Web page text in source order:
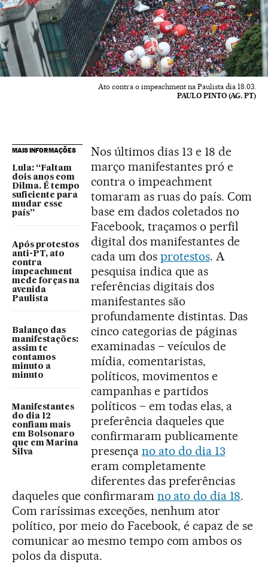
Ato contra o impeachment na Paulista dia 18.03.
PAULO PINTO (AG. PT)
MAIS INFORMAÇÕES
Lula: “Faltam
dois anos com
Dilma. É tempo
suficiente para
mudar esse
país”
Após protestos
anti-PT, ato
contra
impeachment
mede forças na
avenida
Paulista
Balanço das
manifestações:
assim te
contamos
minuto a
minuto
Manifestantes
do dia 12
confiam mais
em Bolsonaro
que em Marina
Silva
Nos últimos dias 13 e 18 de
março manifestantes pró e
contra o impeachment
tomaram as ruas do país. Com
base em dados coletados no
Facebook, traçamos o perfil
digital dos manifestantes de
cada um dos protestos. A
pesquisa indica que as
referências digitais dos
manifestantes são
profundamente distintas. Das
cinco categorias de páginas
examinadas – veículos de
mídia, comentaristas,
políticos, movimentos e
campanhas e partidos
políticos – em todas elas, a
preferência daqueles que
confirmaram publicamente
presença no ato do dia 13
eram completamente
diferentes das preferências
daqueles que confirmaram no ato do dia 18.
Com raríssimas exceções, nenhum ator
político, por meio do Facebook, é capaz de se
comunicar ao mesmo tempo com ambos os
polos da disputa.